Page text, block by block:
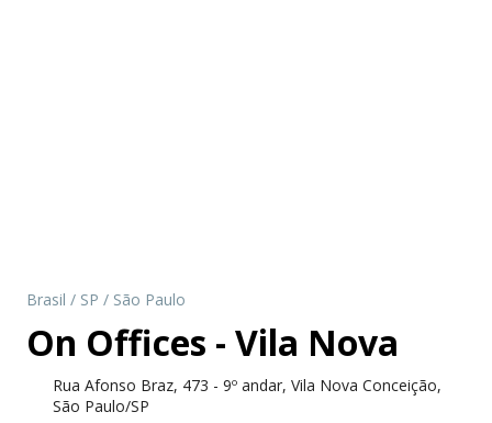
Brasil / SP / São Paulo
On Offices - Vila Nova
Rua Afonso Braz, 473 - 9º andar, Vila Nova Conceição,
São Paulo/SP